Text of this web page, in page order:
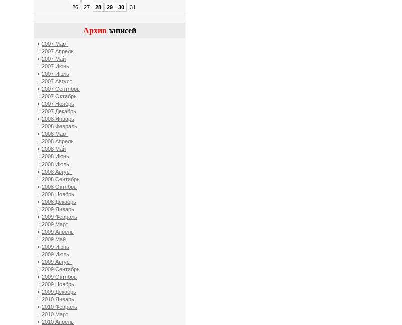
26
27 28 29 30 31
Архив записей
2007 Март
2007 Апрель
2007 Май
2007 Июнь
2007 Июль
2007 Август
2007 Сентябрь
2007 Октябрь
2007 Ноябрь
2007 Декабрь
2008 Январь
2008 Февраль
2008 Март
2008 Апрель
2008 Май
2008 Июнь
2008 Июль
2008 Август
2008 Сентябрь
2008 Октябрь
2008 Ноябрь
2008 Декабрь
2009 Январь
2009 Февраль
2009 Март
2009 Апрель
2009 Май
2009 Июнь
2009 Июль
2009 Август
2009 Сентябрь
2009 Октябрь
2009 Ноябрь
2009 Декабрь
2010 Январь
2010 Февраль
2010 Март
2010 Апрель